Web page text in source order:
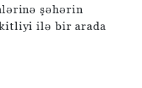
şəhərin
ilə bir arada